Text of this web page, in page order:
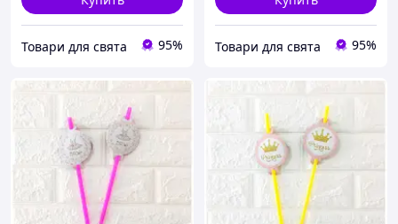
Товари для свята 95% Товари для свята 95%